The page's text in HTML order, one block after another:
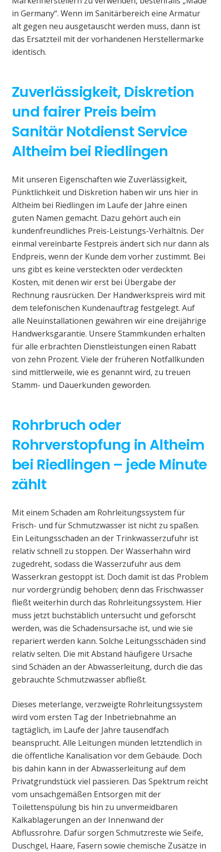
in Germany“. Wenn im Sanitärbereich eine Armatur
alt gegen neu ausgetauscht werden muss, dann ist
das Ersatzteil mit der vorhandenen Herstellermarke
identisch.
Zuverlässigkeit, Diskretion
und fairer Preis beim
Sanitär Notdienst Service
Altheim bei Riedlingen
Mit unseren Eigenschaften wie Zuverlässigkeit,
Pünktlichkeit und Diskretion haben wir uns hier in
Altheim bei Riedlingen im Laufe der Jahre einen
guten Namen gemacht. Dazu gehört auch ein
kundenfreundliches Preis-Leistungs-Verhältnis. Der
einmal vereinbarte Festpreis ändert sich nur dann als
Endpreis, wenn der Kunde dem vorher zustimmt. Bei
uns gibt es keine versteckten oder verdeckten
Kosten, mit denen wir erst bei Übergabe der
Rechnung rausrücken. Der Handwerkspreis wird mit
dem telefonischen Kundenauftrag festgelegt. Auf
alle Neuinstallationen gewähren wir eine dreijährige
Handwerksgarantie. Unsere Stammkunden erhalten
für alle erbrachten Dienstleistungen einen Rabatt
von zehn Prozent. Viele der früheren Notfallkunden
sind mittlerweile, wie es genannt wird, zu treuen
Stamm- und Dauerkunden geworden.
Rohrbruch oder
Rohrverstopfung in Altheim
bei Riedlingen – jede Minute
zählt
Mit einem Schaden am Rohrleitungssystem für
Frisch- und für Schmutzwasser ist nicht zu spaßen.
Ein Leitungsschaden an der Trinkwasserzufuhr ist
relativ schnell zu stoppen. Der Wasserhahn wird
zugedreht, sodass die Wasserzufuhr aus dem
Wasserkran gestoppt ist. Doch damit ist das Problem
nur vordergründig behoben; denn das Frischwasser
fließt weiterhin durch das Rohrleitungssystem. Hier
muss jetzt buchstäblich untersucht und geforscht
werden, was die Schadensursache ist, und wie sie
repariert werden kann. Solche Leitungsschäden sind
relativ selten. Die mit Abstand häufigere Ursache
sind Schäden an der Abwasserleitung, durch die das
gebrauchte Schmutzwasser abfließt.
Dieses meterlange, verzweigte Rohrleitungssystem
wird vom ersten Tag der Inbetriebnahme an
tagtäglich, im Laufe der Jahre tausendfach
beansprucht. Alle Leitungen münden letztendlich in
die öffentliche Kanalisation vor dem Gebäude. Doch
bis dahin kann in der Abwasserleitung auf dem
Privatgrundstück viel passieren. Das Spektrum reicht
vom unsachgemäßen Entsorgen mit der
Toilettenspülung bis hin zu unvermeidbaren
Kalkablagerungen an der Innenwand der
Abflussrohre. Dafür sorgen Schmutzreste wie Seife,
Duschgel, Haare, Fasern sowie chemische Zusätze in